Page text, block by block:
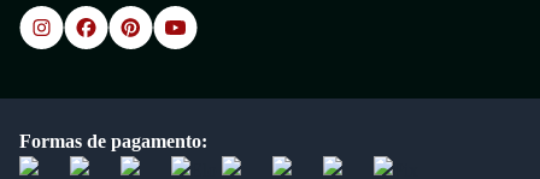
Formas de pagamento: